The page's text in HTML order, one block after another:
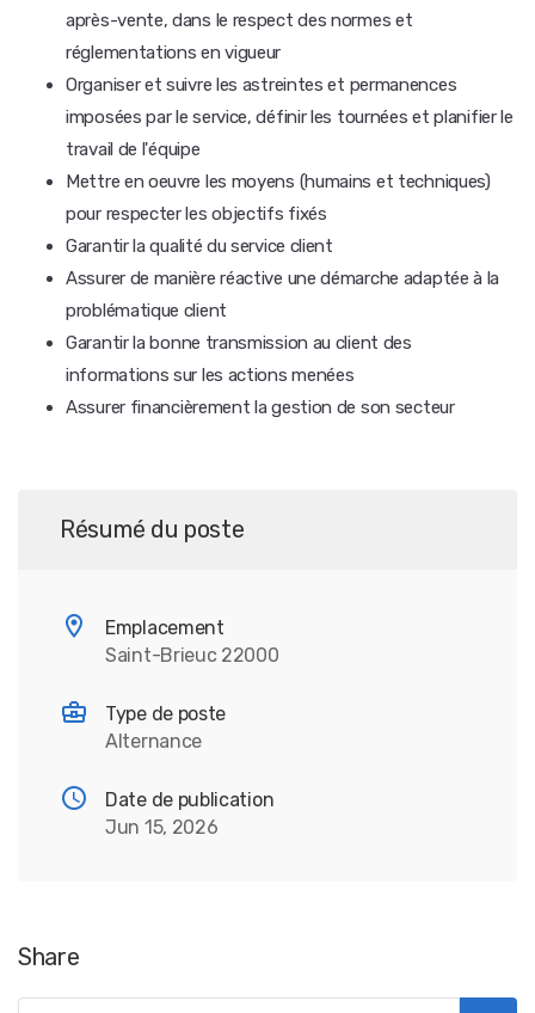
après-vente, dans le respect des normes et
réglementations en vigueur
Organiser et suivre les astreintes et permanences
imposées par le service, définir les tournées et planifier le
travail de l'équipe
Mettre en oeuvre les moyens (humains et techniques)
pour respecter les objectifs fixés
Garantir la qualité du service client
Assurer de manière réactive une démarche adaptée à la
problématique client
Garantir la bonne transmission au client des
informations sur les actions menées
Assurer financièrement la gestion de son secteur
Résumé du poste
Emplacement
Saint-Brieuc 22000
Type de poste
Alternance
Date de publication
Jun 15, 2026
Share